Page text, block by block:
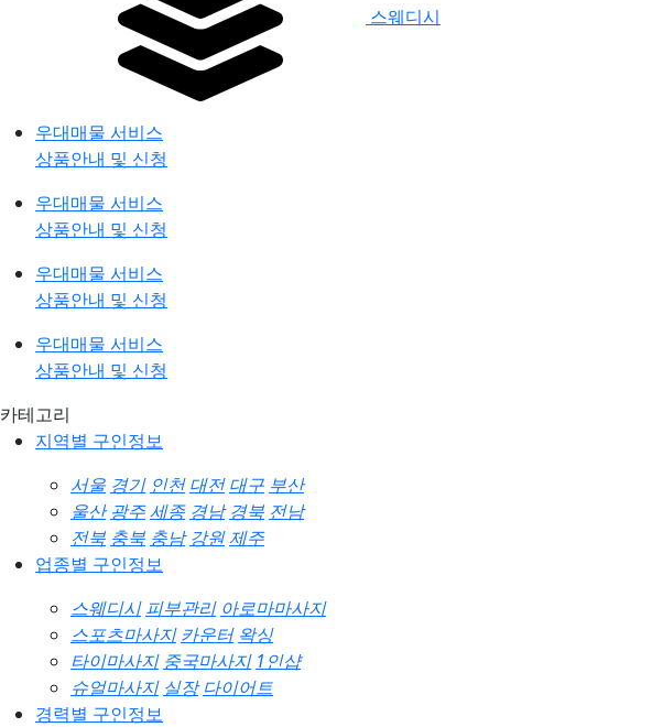
스웨디시
우대매물 서비스
상품안내 및 신청
우대매물 서비스
상품안내 및 신청
우대매물 서비스
상품안내 및 신청
우대매물 서비스
상품안내 및 신청
카테고리
지역별 구인정보
서울 경기 인천 대전 대구 부산
울산 광주세종 경남 경북 전남
전북 충북 충남 강원제주
업종별 구인정보
스웨디시 피부관리 아로마마사지
스포츠마사지 카운터 왁싱
타이마사지 중국마사지 1인샵
슈얼마사지 실장 다이어트
경력별 구인정보